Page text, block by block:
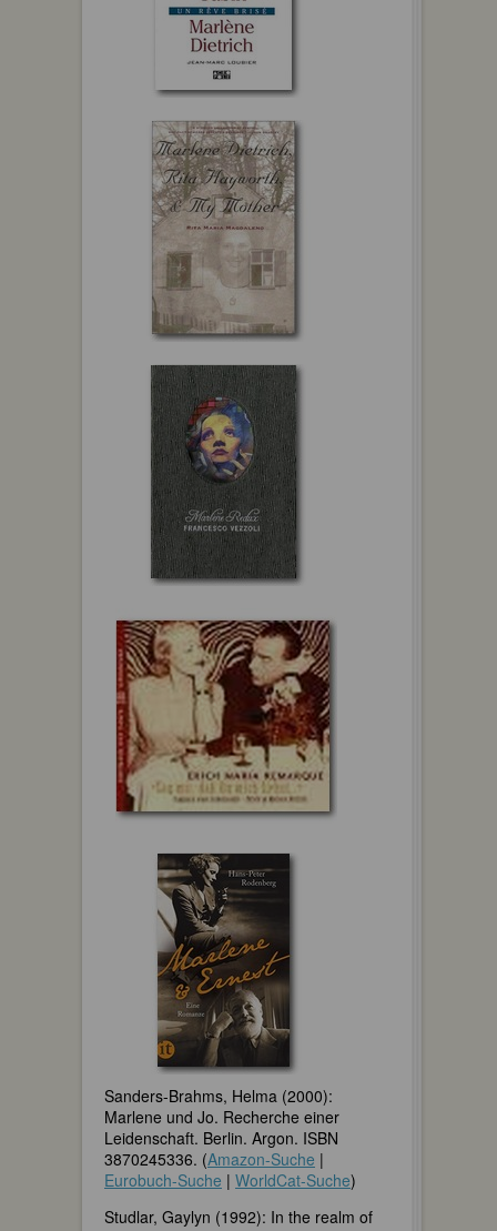
Sanders-Brahms, Helma (2000):
Marlene und Jo. Recherche einer
Leidenschaft. Berlin. Argon. ISBN
3870245336. (Amazon-Suche |
Eurobuch-Suche | WorldCat-Suche)
Studlar, Gaylyn (1992): In the realm of